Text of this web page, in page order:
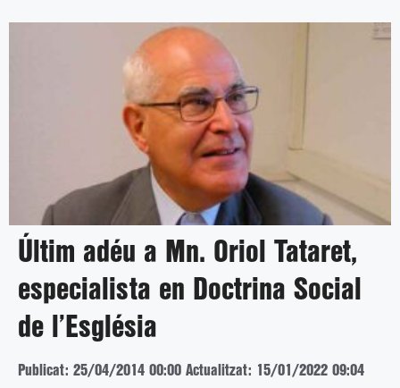
Últim adéu a Mn. Oriol Tataret,
especialista en Doctrina Social
de l’Església
Publicat: 25/04/2014 00:00 Actualitzat: 15/01/2022 09:04